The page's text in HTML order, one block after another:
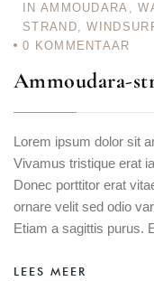
IN AMMOUDARA ,
STRAND,
0 KOMMENTAAR
Ammoudara-
Lorem ipsum dolor sit
Vivamus tristique erat
Donec porttitor erat
ornare velit sed odio
Etiam a sagittis purus.
LEES MEER